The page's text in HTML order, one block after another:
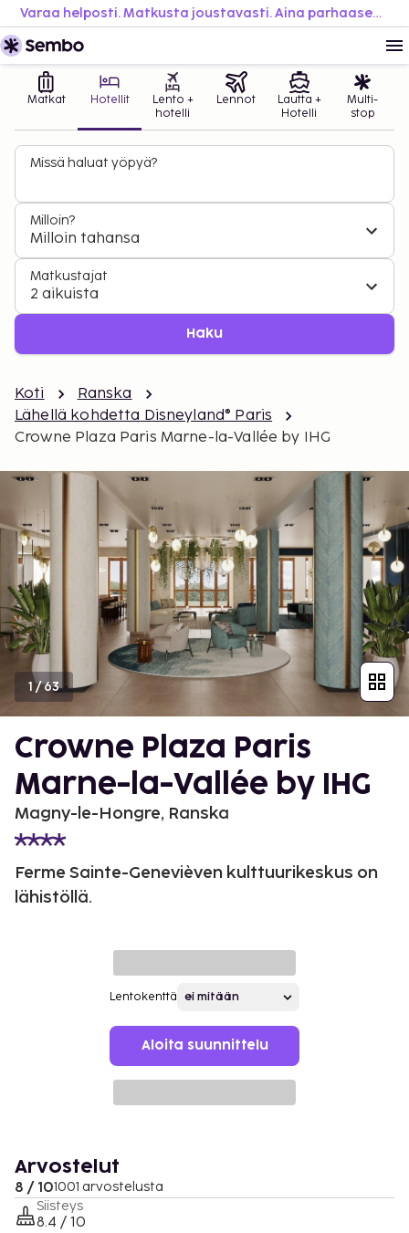
Varaa helposti. Matkusta joustavasti. Aina parhaaseen hintaan.
Matkat Hotellit
Lento +
hotelli
Lennot
Lautta +
Hotelli
Multi-
stop
Missä haluat yöpyä?
Milloin?
Milloin tahansa
Matkustajat
2 aikuista
Haku
Koti
Ranska
Lähellä kohdetta Disneyland® Paris
Crowne Plaza Paris Marne-la-Vallée by IHG
1 /63
Crowne Plaza Paris
Marne-la-Vallée by IHG
Magny-le-Hongre, Ranska
Ferme Sainte-Genevièven kulttuurikeskus on
lähistöllä.
Lentokenttä
Aloita suunnittelu
Arvostelut
8 / 101001 arvostelusta
Siisteys
8.4 / 10